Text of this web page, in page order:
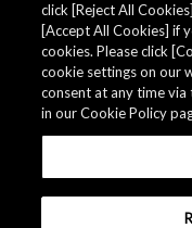
click [Reject All
[Accept All Cookies] if
cookies. Please click
cookie settings on our
consent at any time
in our Cookie Policy